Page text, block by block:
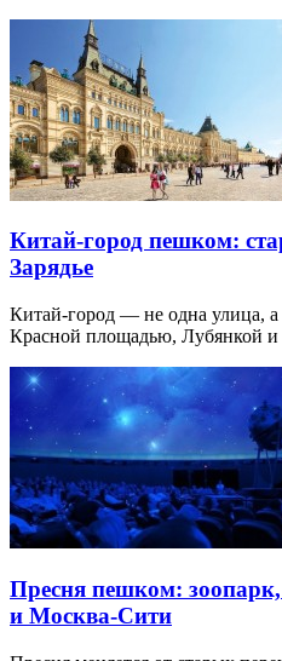
Китай-город пешком:
Зарядье
Китай-город — не одна улица,
Красной площадью, Лубянкой
Пресня пешком:
и Москва-Сити